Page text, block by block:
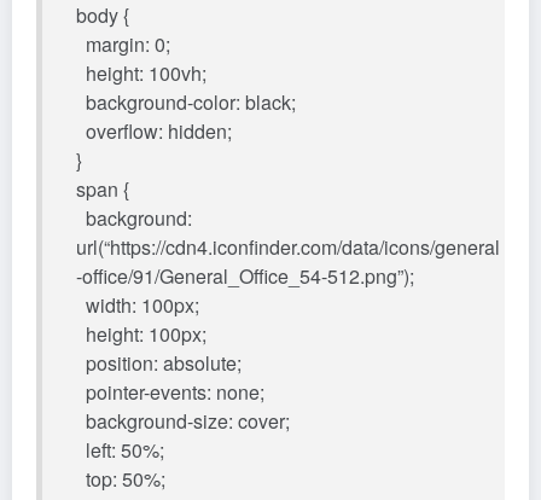
body {
margin: 0;
height: 100vh;
background-color: black;
overflow: hidden;
}
span {
background:
url(“https://cdn4.iconfinder.com/data/icons/general
-office/91/General_Office_54-512.png”);
width: 100px;
height: 100px;
position: absolute;
pointer-events: none;
background-size: cover;
left: 50%;
top: 50%;